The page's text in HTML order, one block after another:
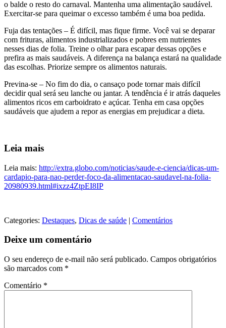
o balde o resto do carnaval. Mantenha uma alimentação saudável.
Exercitar-se para queimar o excesso também é uma boa pedida.
Fuja das tentações – É difícil, mas fique firme. Você vai se deparar
com frituras, alimentos industrializados e pobres em nutrientes
nesses dias de folia. Treine o olhar para escapar dessas opções e
prefira as mais saudáveis. A diferença na balança estará na qualidade
das escolhas. Priorize sempre os alimentos naturais.
Previna-se – No fim do dia, o cansaço pode tornar mais difícil
decidir qual será seu lanche ou jantar. A tendência é ir atrás daqueles
alimentos ricos em carboidrato e açúcar. Tenha em casa opções
saudáveis que ajudem a repor as energias em prejudicar a dieta.
Leia mais
Leia mais: http://extra.globo.com/noticias/saude-e-ciencia/dicas-um-
cardapio-para-nao-perder-foco-da-alimentacao-saudavel-na-folia-
20980939.html#ixzz4ZtpEI8IP
Categories: Destaques, Dicas de saúde | Comentários
Deixe um comentário
O seu endereço de e-mail não será publicado. Campos obrigatórios
são marcados com *
Comentário *